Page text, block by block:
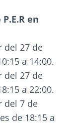
en
del 27 de
a 14:00.
del 27 de
a 22:00.
del 7 de
de 18:15 a